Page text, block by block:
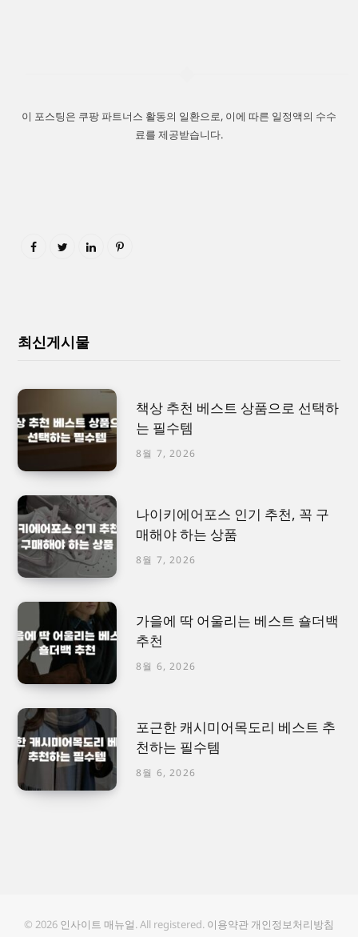
이 포스팅은 쿠팡 파트너스 활동의 일환으로, 이에 따른 일정액의 수수
료를 제공받습니다.
최신게시물
책상 추천 베스트 상품으로 선택하
는 필수템
8월 7, 2026
나이키에어포스 인기 추천, 꼭 구
매해야 하는 상품
8월 7, 2026
가을에 딱 어울리는 베스트 숄더백
추천
8월 6, 2026
포근한 캐시미어목도리 베스트 추
천하는 필수템
8월 6, 2026
© 2026 인사이트 매뉴얼. All registered. 이용약관 개인정보처리방침